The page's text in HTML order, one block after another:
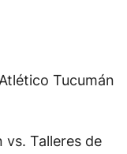
Tucumán
vs. Talleres de